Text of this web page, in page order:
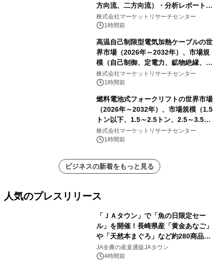
方向流、二方向流）・分析レポートを
発表
株式会社マーケットリサーチセンター
1時間前
高温自己制限型電気加熱ケーブルの世
界市場（2026年～2032年）、市場規
模（自己制御、定電力、鉱物絶縁、表
皮効果）・分析レポートを発表
株式会社マーケットリサーチセンター
1時間前
燃料電池式フォークリフトの世界市場
（2026年～2032年）、市場規模（1.5
トン以下、1.5～2.5トン、2.5～3.5ト
ン、3.5～5.0トン、その他）・分析レ
ポートを発表
株式会社マーケットリサーチセンター
1時間前
ビジネスの新着をもっと見る
人気のプレスリリース
「ＪＡタウン」で「魚の日限定セー
ル」を開催！長崎県産「黄金あなご」
や「天然本まぐろ」など約280商品を
販売！～毎月１０日の定例企画～
JA全農の産直通販JAタウン
4時間前